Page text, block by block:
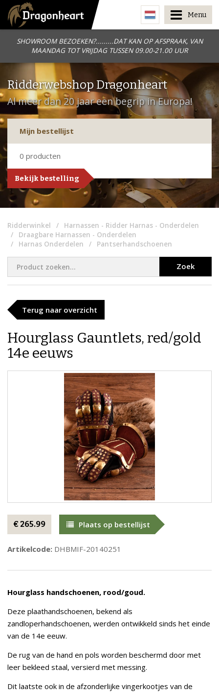
SHOWROOM BEZOEKEN?.........DAT KAN OP AFSPRAAK, VAN
MAANDAG TOT VRIJDAG TUSSEN 09.00-21.00 UUR
Menu
Ridderwebshop Dragonheart
Al meer dan 20 jaar een begrip in Europa!
Mijn bestellijst
0 producten
Bekijk bestelling
Ridderwinkel
Harnassen - Ridder Harnas - Onderdelen
Draagbare Harnassen - Onderdelen
Harnas Onderdelen
Pantserhandschoenen
Zoek
Terug naar overzicht
Hourglass Gauntlets, red/gold
14e eeuws
€ 265.99 Plaats op bestellijst
Artikelcode: DHBMIF-20140251
Hourglass handschoenen, rood/goud.
Deze plaathandschoenen, bekend als
zandloperhandschoenen, werden ontwikkeld sinds het einde
van de 14e eeuw.
De rug van de hand en pols worden beschermd door met
leer bekleed staal, versierd met messing.
Dit laatste ook in de afzonderlijke vingerkootjes van de